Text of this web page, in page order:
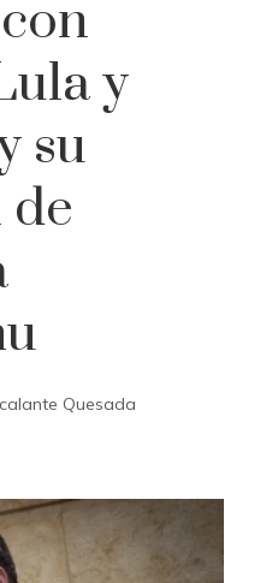
y
su
Quesada